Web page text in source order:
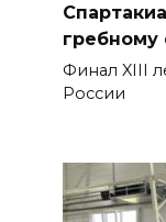
гребному
Финал XIII
России